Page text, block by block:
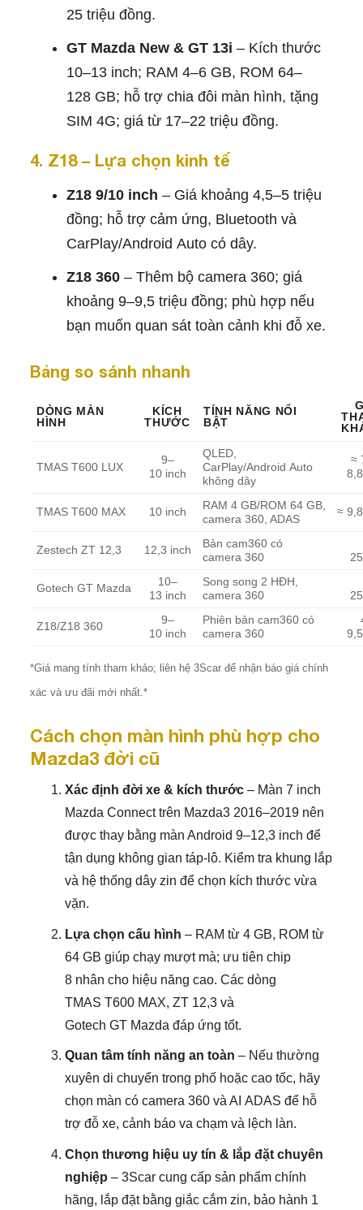
25 triệu đồng.
GT Mazda New & GT 13i – Kích thước
10–13 inch; RAM 4–6 GB, ROM 64–
128 GB; hỗ trợ chia đôi màn hình, tặng
SIM 4G; giá từ 17–22 triệu đồng.
4. Z18 – Lựa chọn kinh tế
Z18 9/10 inch – Giá khoảng 4,5–5 triệu
đồng; hỗ trợ cảm ứng, Bluetooth và
CarPlay/Android Auto có dây.
Z18 360 – Thêm bộ camera 360; giá
khoảng 9–9,5 triệu đồng; phù hợp nếu
bạn muốn quan sát toàn cảnh khi đỗ xe.
Bảng so sánh nhanh
DÒNG MÀN
HÌNH
KÍCH
THƯỚC
TÍNH NĂNG NỔI
BẬT
TMAS T600 LUX
9–
10 inch
QLED,
CarPlay/Android Auto
không dây
≈
TMAS T600 MAX 10 inch
RAM 4 GB/ROM 64 GB,
camera 360, ADAS
≈
Zestech ZT 12,3 12,3 inch
Bản cam360 có
camera 360
Gotech GT Mazda
10–
13 inch
Song song 2 HĐH,
camera 360
Z18/Z18 360
9–
10 inch
Phiên bản cam360 có
camera 360
*Giá mang tính tham khảo; liên hệ 3Scar để nhận báo giá chính
xác và ưu đãi mới nhất.*
Cách chọn màn hình phù hợp cho
Mazda3 đời cũ
Xác định đời xe & kích thước– Màn 7 inch
Mazda Connect trên Mazda3 2016–2019 nên
được thay bằng màn Android 9–12,3 inch để
tận dụng không gian táp-lô. Kiểm tra khung lắp
và hệ thống dây zin để chọn kích thước vừa
vặn.
Lựa chọn cấu hình – RAM từ 4 GB, ROM từ
64 GB giúp chạy mượt mà; ưu tiên chip
8 nhân cho hiệu năng cao. Các dòng
TMAS T600 MAX, ZT 12,3 và
Gotech GT Mazda đáp ứng tốt.
Quan tâm tính năng an toàn – Nếu thường
xuyên di chuyển trong phố hoặc cao tốc, hãy
chọn màn có camera 360 và AI ADAS để hỗ
trợ đỗ xe, cảnh báo va chạm và lệch làn.
Chọn thương hiệu uy tín & lắp đặt chuyên
nghiệp – 3Scar cung cấp sản phẩm chính
hãng, lắp đặt bằng giắc cắm zin, bảo hành 1